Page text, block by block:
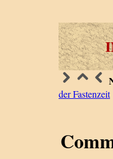
der Fastenzeit